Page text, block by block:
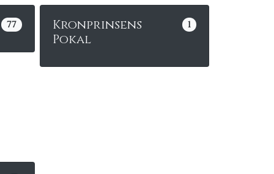
77 1
Kronprinsens
Pokal